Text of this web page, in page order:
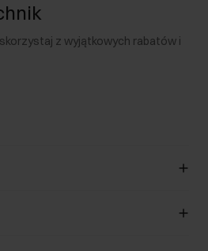
skorzystaj z wyjątkowych rabatów i